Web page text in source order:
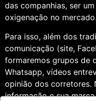
das companhias, ser
oxigenação no mercado.
Para isso, além dos
comunicação (site,
formaremos grupos de
Whatsapp, vídeos
opinião dos corretores.
informação e sua